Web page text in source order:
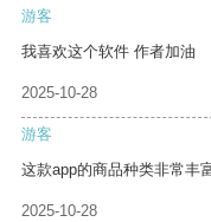
游客
我喜欢这个软件 作者加油
2025-10-28
游客
这款app的商品种类非常丰
2025-10-28